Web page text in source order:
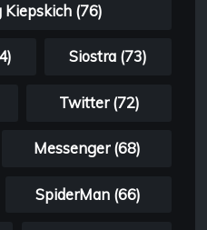
Kiepskich (76)
Siostra (73)
Twitter (72)
Messenger (68)
SpiderMan (66)